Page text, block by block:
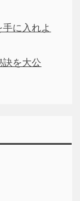
に入れよ
訣を大公